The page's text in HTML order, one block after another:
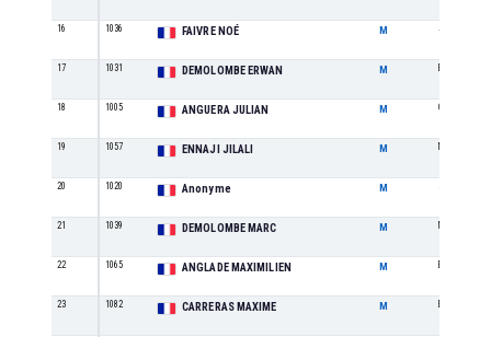
16 1036 FAIVRE NOÉ M JU
17 1031 DEMOLOMBE ERWAN M ES
18 1005 ANGUERA JULIAN M CA
19 1057 ENNAJI JILALI M M2
20 1020 Anonyme M
21 1039 DEMOLOMBE MARC M M3
22 1065 ANGLADE MAXIMILIEN M ES
23 1082 CARRERAS MAXIME M ES